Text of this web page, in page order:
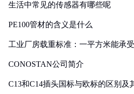
生活中常见的传感器有哪些呢
PE100管材的含义是什么
工业厂房载重标准：一平方米能承
CONOSTAN公司简介
C13和C14插头国标与欧标的区别及